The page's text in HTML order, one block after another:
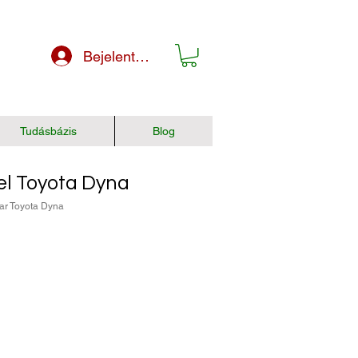
Bejelentkezés
Tudásbázis Blog
Toyota Dyna
Toyota Dyna